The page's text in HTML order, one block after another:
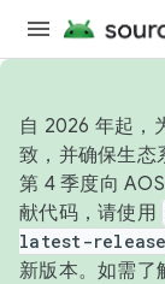
自 2026 年起，
致，并确保生态
第 4 季度向
献代码，请使用
latest-release
新版本。如需了